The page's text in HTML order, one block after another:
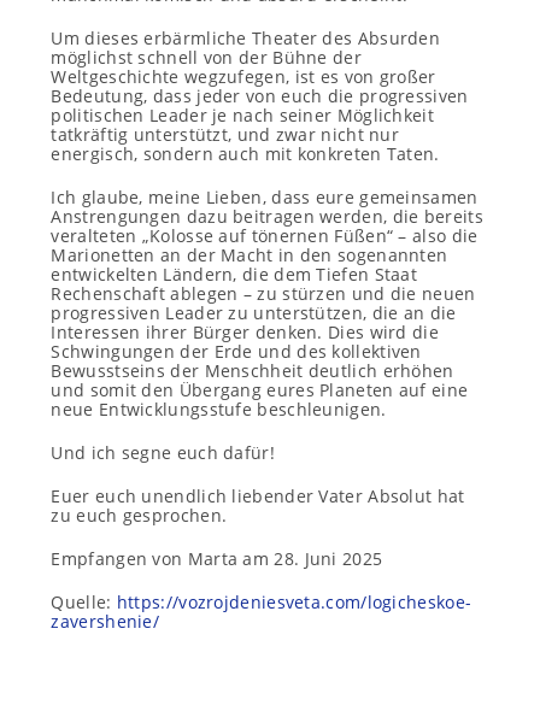
Um dieses erbärmliche Theater des Absurden
möglichst schnell von der Bühne der
Weltgeschichte wegzufegen, ist es von großer
Bedeutung, dass jeder von euch die progressiven
politischen Leader je nach seiner Möglichkeit
tatkräftig unterstützt, und zwar nicht nur
energisch, sondern auch mit konkreten Taten.
Ich glaube, meine Lieben, dass eure gemeinsamen
Anstrengungen dazu beitragen werden, die bereits
veralteten „Kolosse auf tönernen Füßen“ – also die
Marionetten an der Macht in den sogenannten
entwickelten Ländern, die dem Tiefen Staat
Rechenschaft ablegen – zu stürzen und die neuen
progressiven Leader zu unterstützen, die an die
Interessen ihrer Bürger denken. Dies wird die
Schwingungen der Erde und des kollektiven
Bewusstseins der Menschheit deutlich erhöhen
und somit den Übergang eures Planeten auf eine
neue Entwicklungsstufe beschleunigen.
Und ich segne euch dafür!
Euer euch unendlich liebender Vater Absolut hat
zu euch gesprochen.
Empfangen von Marta am 28. Juni 2025
Quelle: https://vozrojdeniesveta.com/logicheskoe-
zavershenie/